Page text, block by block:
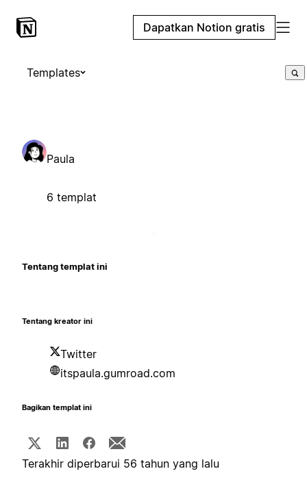
Dapatkan Notion gratis
Templates
Paula
6 templat
Tentang templat ini
Tentang kreator ini
Twitter
itspaula.gumroad.com
Bagikan templat ini
Terakhir diperbarui 56 tahun yang lalu